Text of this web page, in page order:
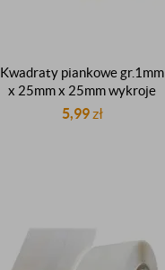
Kwadraty piankowe gr.1mm
x 25mm x 25mm wykroje
samoprzylepne klejące
5,99zł